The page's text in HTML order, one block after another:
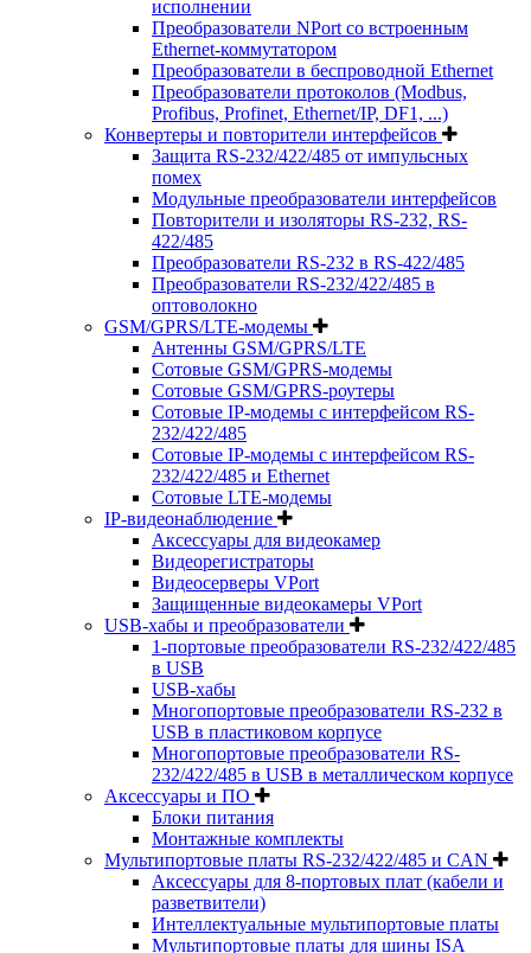
исполнении
Преобразователи NPort со встроенным
Ethernet-коммутатором
Преобразователи в беспроводной Ethernet
Преобразователи протоколов (Modbus,
Profibus, Profinet, Ethernet/IP, DF1, ...)
Конвертеры и повторители интерфейсов
Защита RS-232/422/485 от импульсных
помех
Модульные преобразователи интерфейсов
Повторители и изоляторы RS-232, RS-
422/485
Преобразователи RS-232 в RS-422/485
Преобразователи RS-232/422/485 в
оптоволокно
GSM/GPRS/LTE-модемы
Антенны GSM/GPRS/LTE
Сотовые GSM/GPRS-модемы
Сотовые GSM/GPRS-роутеры
Сотовые IP-модемы с интерфейсом RS-
232/422/485
Сотовые IP-модемы с интерфейсом RS-
232/422/485 и Ethernet
Сотовые LTE-модемы
IP-видеонаблюдение
Аксессуары для видеокамер
Видеорегистраторы
Видеосерверы VPort
Защищенные видеокамеры VPort
USB-хабы и преобразователи
1-портовые преобразователи RS-232/422/485
в USB
USB-хабы
Многопортовые преобразователи RS-232 в
USB в пластиковом корпусе
Многопортовые преобразователи RS-
232/422/485 в USB в металлическом корпусе
Аксессуары и ПО
Блоки питания
Монтажные комплекты
Мультипортовые платы RS-232/422/485 и CAN
Аксессуары для 8-портовых плат (кабели и
разветвители)
Интеллектуальные мультипортовые платы
Мультипортовые платы для шины ISA